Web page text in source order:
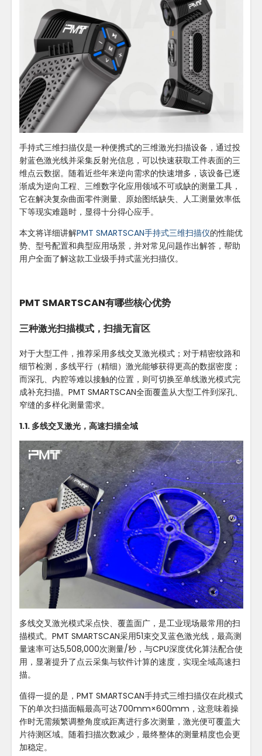
手持式三维扫描仪是一种便携式的三维激光扫描设备，通过投
射蓝色激光线并采集反射光信息，可以快速获取工件表面的三
维点云数据。随着近些年来逆向需求的快速增多，该设备已逐
渐成为逆向工程、三维数字化应用领域不可或缺的测量工具，
它在解决复杂曲面零件测量、原始图纸缺失、人工测量效率低
下等现实难题时，显得十分得心应手。
本文将详细讲解PMT SMARTSCAN手持式三维扫描仪的性能优
势、型号配置和典型应用场景，并对常见问题作出解答，帮助
用户全面了解这款工业级手持式蓝光扫描仪。
PMT SMARTSCAN有哪些核心优势
三种激光扫描模式，扫描无盲区
对于大型工件，推荐采用多线交叉激光模式；对于精密纹路和
细节检测，多线平行（精细）激光能够获得更高的数据密度；
而深孔、内腔等难以接触的位置，则可切换至单线激光模式完
成补充扫描。PMT SMARTSCAN全面覆盖从大型工件到深孔、
窄缝的多样化测量需求。
1.1. 多线交叉激光，高速扫描全域
多线交叉激光模式采点快、覆盖面广，是工业现场最常用的扫
描模式。PMT SMARTSCAN采用51束交叉蓝色激光线，最高测
量速率可达5,508,000次测量/秒，与CPU深度优化算法配合使
用，显著提升了点云采集与软件计算的速度，实现全域高速扫
描。
值得一提的是，PMT SMARTSCAN手持式三维扫描仪在此模式
下的单次扫描面幅最高可达700mm×600mm，这意味着操
作时无需频繁调整角度或距离进行多次测量，激光便可覆盖大
片待测区域。随着扫描次数减少，最终整体的测量精度也会更
加稳定。